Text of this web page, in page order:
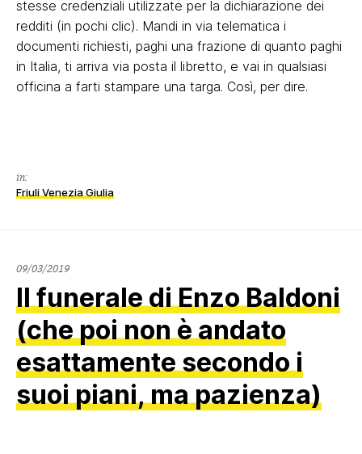
stesse credenziali utilizzate per la dichiarazione dei
redditi (in pochi clic). Mandi in via telematica i
documenti richiesti, paghi una frazione di quanto paghi
in Italia, ti arriva via posta il libretto, e vai in qualsiasi
officina a farti stampare una targa. Così, per dire.
in:
Friuli Venezia Giulia
09/03/201921/01/2022
Il funerale di Enzo Baldoni
(che poi non è andato
esattamente secondo i
suoi piani, ma pazienza)